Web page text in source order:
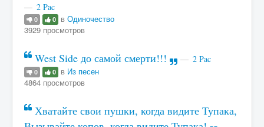
2 Pac
0 0 в Одиночество
3929 просмотров
West Side до самой смерти!!! 2 Pac
0 0 в Из песен
4864 просмотров
Хватайте свои пушки, когда видите Тупака,